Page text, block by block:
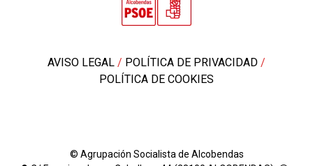
AVISO LEGAL / POLÍTICA DE PRIVACIDAD /
POLÍTICA DE COOKIES
© Agrupación Socialista de Alcobendas